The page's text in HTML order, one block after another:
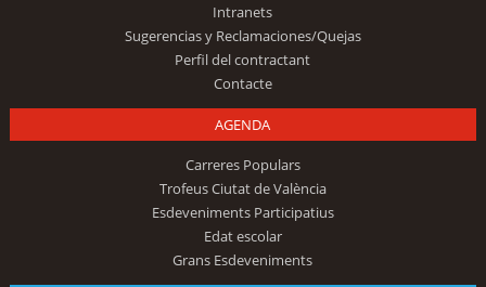
Intranets
Sugerencias y Reclamaciones/Quejas
Perfil del contractant
Contacte
AGENDA
Carreres Populars
Trofeus Ciutat de València
Esdeveniments Participatius
Edat escolar
Grans Esdeveniments